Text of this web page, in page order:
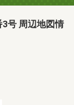
号 周辺地図情